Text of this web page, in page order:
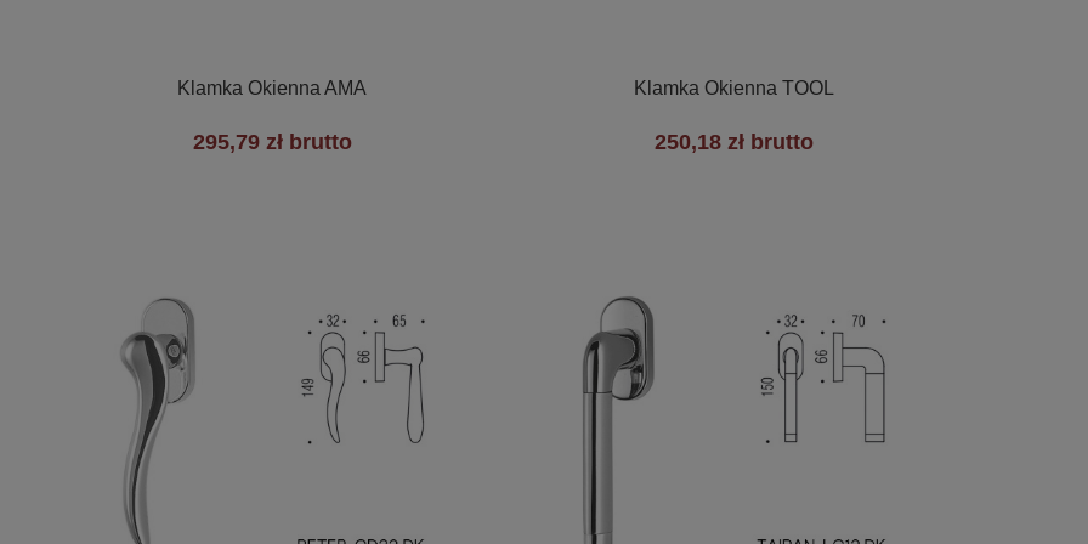
Szybki podgląd
Klamka Okienna AMA
295,79 zł brutto
Szybki podgląd
Klamka Okienna TOOL
250,18 zł brutto